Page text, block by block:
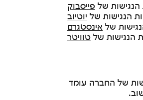
הנגישות של פייסבוק
הנגישות של יוטיוב
של אינסטגרם
הנגישות של טוויטר
של החברה עומד